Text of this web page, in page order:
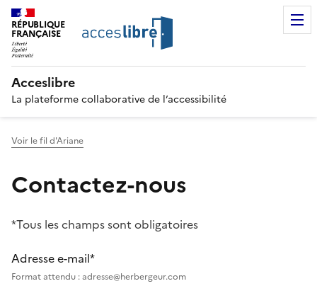
RÉPUBLIQUE
FRANÇAISE
Acceslibre
La plateforme collaborative de l’accessibilité
Voir le fil d'Ariane
Contactez-nous
*Tous les champs sont obligatoires
Adresse e-mail*
Format attendu : adresse@herbergeur.com